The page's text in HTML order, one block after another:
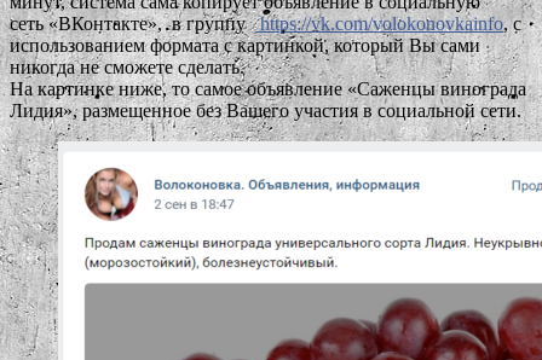
сеть «ВКонтакте», в группуhttps://vk.com/volokonovkainfo, с
использованием формата с картинкой, который Вы сами
никогда не сможете сделать.
На картинке ниже, то самое объявление «Саженцы винограда
Лидия», размещенное без Вашего участия в социальной сети.